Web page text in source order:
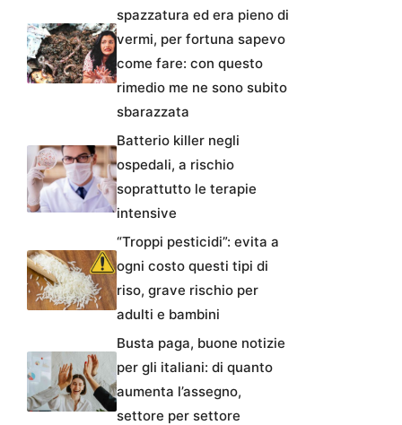
spazzatura ed era pieno di
vermi, per fortuna sapevo
come fare: con questo
rimedio me ne sono subito
sbarazzata
Batterio killer negli
ospedali, a rischio
soprattutto le terapie
intensive
“Troppi pesticidi”: evita a
ogni costo questi tipi di
riso, grave rischio per
adulti e bambini
Busta paga, buone notizie
per gli italiani: di quanto
aumenta l’assegno,
settore per settore